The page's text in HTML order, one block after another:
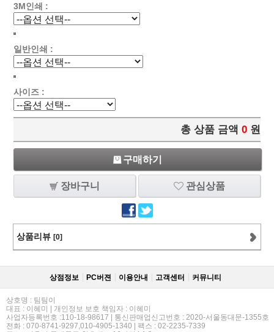
3M인쇄 :
일반인쇄 :
사이즈 :
총 상품 금액 0 원
구매하기
장바구니 관심상품
상품리뷰 [0]
상점정보 PC버젼 이용안내 고객센터 커뮤니티
상호명 : 팀팀이
대표 : 이혜미 | 개인정보 보호 책임자 : 이혜미
사업자등록번호 :110-18-98617 | 통신판매업신고번호 : 2020-서울동대문-1355호
전화 : 070-8741-9297,010-4905-1340 | 팩스 : 02-2235-7339